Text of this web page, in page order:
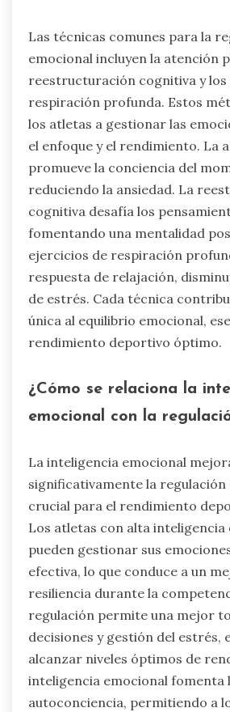
Las técnicas comunes para la
emocional incluyen la atención
reestructuración cognitiva y
respiración profunda. Estos
los atletas a gestionar las
el enfoque y el rendimiento. La
promueve la conciencia del
reduciendo la ansiedad. La
cognitiva desafía los
fomentando una mentalidad
ejercicios de respiración
respuesta de relajación,
de estrés. Cada técnica
única al equilibrio emocional,
rendimiento deportivo óptimo.
¿Cómo se relaciona la
emocional con la
La inteligencia emocional
significativamente la regulación
crucial para el rendimiento
Los atletas con alta inteligencia
pueden gestionar sus
efectiva, lo que conduce a un
resiliencia durante la
regulación permite una mejor
decisiones y gestión del estrés,
alcanzar niveles óptimos de
inteligencia emocional fomenta
autoconciencia, permitiendo a